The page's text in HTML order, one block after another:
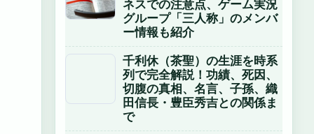
ネスでの注意点、ゲーム実況
グループ「三人称」のメンバ
ー情報も紹介
千利休（茶聖）の生涯を時系
列で完全解説！功績、死因、
切腹の真相、名言、子孫、織
田信長・豊臣秀吉との関係ま
で